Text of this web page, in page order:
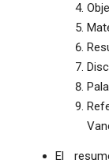
El